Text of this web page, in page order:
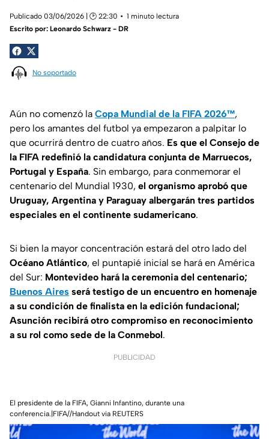
Publicado 03/06/2026 | 🕑 22:30
1 minuto lectura
Escrito por: Leonardo Schwarz - DR
No soportado
Aún no comenzó la Copa Mundial de la FIFA 2026™,
pero los amantes del futbol ya empezaron a palpitar lo
que ocurrirá dentro de cuatro años. Es que el Consejo de
la FIFA redefinió la candidatura conjunta de Marruecos,
Portugal y España. Sin embargo, para conmemorar el
centenario del Mundial 1930, el organismo aprobó que
Uruguay, Argentina y Paraguay albergarán tres partidos
especiales en el continente sudamericano.
Si bien la mayor concentración estará del otro lado del
Océano Atlántico, el puntapié inicial se hará en América
del Sur: Montevideo hará la ceremonia del centenario;
Buenos Aires será testigo de un encuentro en homenaje
a su condición de finalista en la edición fundacional;
Asunción recibirá otro compromiso en reconocimiento
a su rol como sede de la Conmebol.
PUBLICIDAD
El presidente de la FIFA, Gianni Infantino, durante una
conferencia.|FIFA//Handout via REUTERS